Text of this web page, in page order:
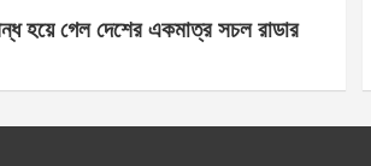
হয়ে গেল দেশের একমাত্র সচল রাডার